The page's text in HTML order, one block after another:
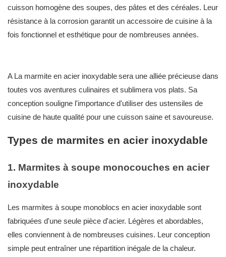
cuisson homogène des soupes, des pâtes et des céréales. Leur
résistance à la corrosion garantit un accessoire de cuisine à la
fois fonctionnel et esthétique pour de nombreuses années.
A La marmite en acier inoxydablesera une alliée précieuse dans
toutes vos aventures culinaires et sublimera vos plats. Sa
conception souligne l'importance d'utiliser des ustensiles de
cuisine de haute qualité pour une cuisson saine et savoureuse.
Types de marmites en acier inoxydable
1. Marmites à soupe monocouches en acier
inoxydable
Les marmites à soupe monoblocs en acier inoxydable sont
fabriquées d'une seule pièce d'acier. Légères et abordables,
elles conviennent à de nombreuses cuisines. Leur conception
simple peut entraîner une répartition inégale de la chaleur.